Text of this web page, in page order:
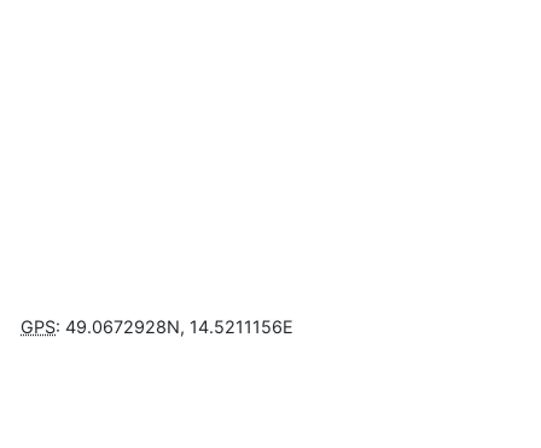
GPS: 49.0672928N, 14.5211156E